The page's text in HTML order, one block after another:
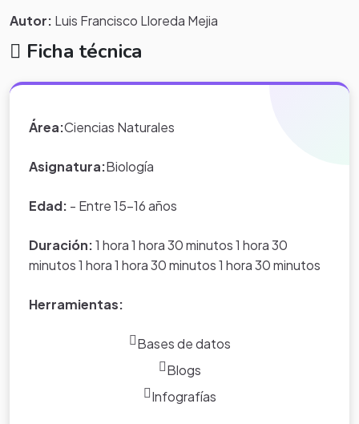
Autor: Luis Francisco Lloreda Mejia
Descripción
Es un proyecto transversal a través el cual se darán
sus componentes e interacción con el organismo en miras
saludable dirigido a estudiantes de 5° grado del colegio
Ficha técnica
Área:Ciencias Naturales
Asignatura:Biología
Edad: - Entre 15-16 años
Duración:1 hora 1 hora 30 minutos 1 hora 30
minutos 1 hora 1 hora 30 minutos 1 hora 30 minutos
Herramientas:
Bases de datos
Blogs
Infografías